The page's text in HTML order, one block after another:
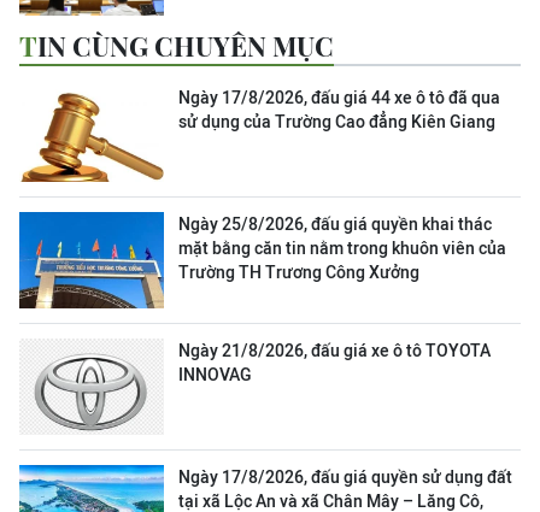
TIN CÙNG CHUYÊN MỤC
Ngày 17/8/2026, đấu giá 44 xe ô tô đã qua
sử dụng của Trường Cao đẳng Kiên Giang
Ngày 25/8/2026, đấu giá quyền khai thác
mặt bằng căn tin nằm trong khuôn viên của
Trường TH Trương Công Xưởng
Ngày 21/8/2026, đấu giá xe ô tô TOYOTA
INNOVAG
Ngày 17/8/2026, đấu giá quyền sử dụng đất
tại xã Lộc An và xã Chân Mây – Lăng Cô,